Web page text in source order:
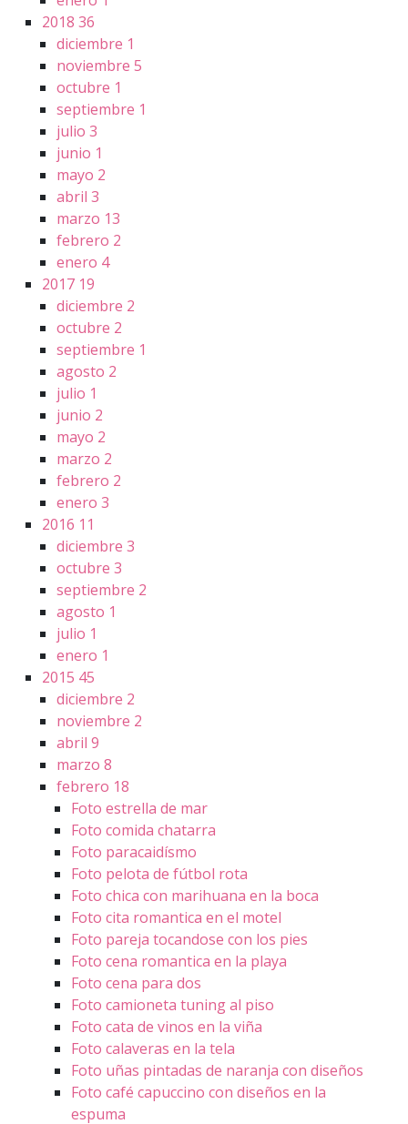
2018 36
diciembre 1
noviembre 5
octubre 1
septiembre 1
julio 3
junio 1
mayo 2
abril 3
marzo 13
febrero 2
enero 4
2017 19
diciembre 2
octubre 2
septiembre 1
agosto 2
julio 1
junio 2
mayo 2
marzo 2
febrero 2
enero 3
2016 11
diciembre 3
octubre 3
septiembre 2
agosto 1
julio 1
enero 1
2015 45
diciembre 2
noviembre 2
abril 9
marzo 8
febrero 18
Foto estrella de mar
Foto comida chatarra
Foto paracaidísmo
Foto pelota de fútbol rota
Foto chica con marihuana en la boca
Foto cita romantica en el motel
Foto pareja tocandose con los pies
Foto cena romantica en la playa
Foto cena para dos
Foto camioneta tuning al piso
Foto cata de vinos en la viña
Foto calaveras en la tela
Foto uñas pintadas de naranja con diseños
Foto café capuccino con diseños en la
espuma